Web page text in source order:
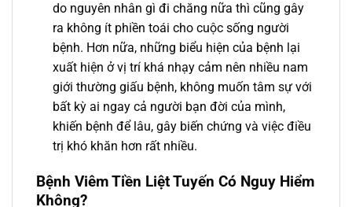
do nguyên nhân gì đi chăng nữa thì cũng gây
ra không ít phiền toái cho cuộc sống người
bệnh. Hơn nữa, những biểu hiện của bệnh lại
xuất hiện ở vị trí khá nhạy cảm nên nhiều nam
giới thường giấu bệnh, không muốn tâm sự với
bất kỳ ai ngay cả người bạn đời của mình,
khiến bệnh để lâu, gây biến chứng và việc điều
trị khó khăn hơn rất nhiều.
Bệnh Viêm Tiền Liệt Tuyến Có Nguy Hiểm
Không?